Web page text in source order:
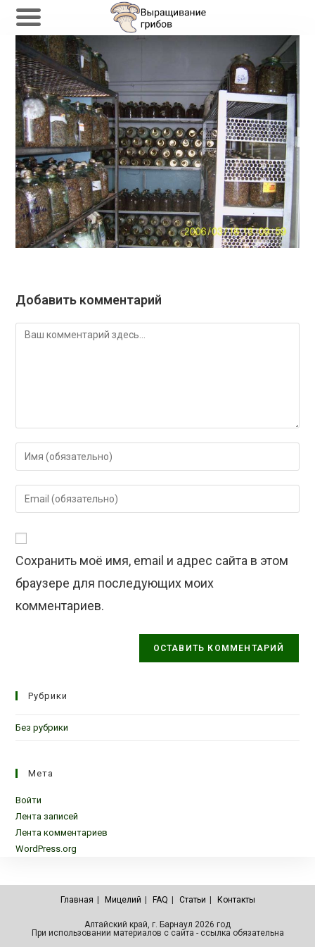
Перейти
содержимому
Добавить комментарий
Комментарий
Введите
свое
имя
или
чтобы
Введите
свой
адрес,
чтобы
прокомментировать
Сохранить моё имя, email и адрес сайта в этом
браузере для последующих моих
комментариев.
Рубрики
Без рубрики
Мета
Войти
Лента записей
Лента комментариев
WordPress.org
Главная Мицелий FAQ Статьи Контакты
Алтайский край, г. Барнаул 2026 год
При использовании материалов с сайта - ссылка обязательна